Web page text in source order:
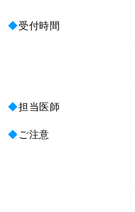
◆受付時間
◆担当医師
◆ご注意